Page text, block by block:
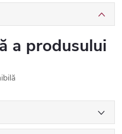
a produsului